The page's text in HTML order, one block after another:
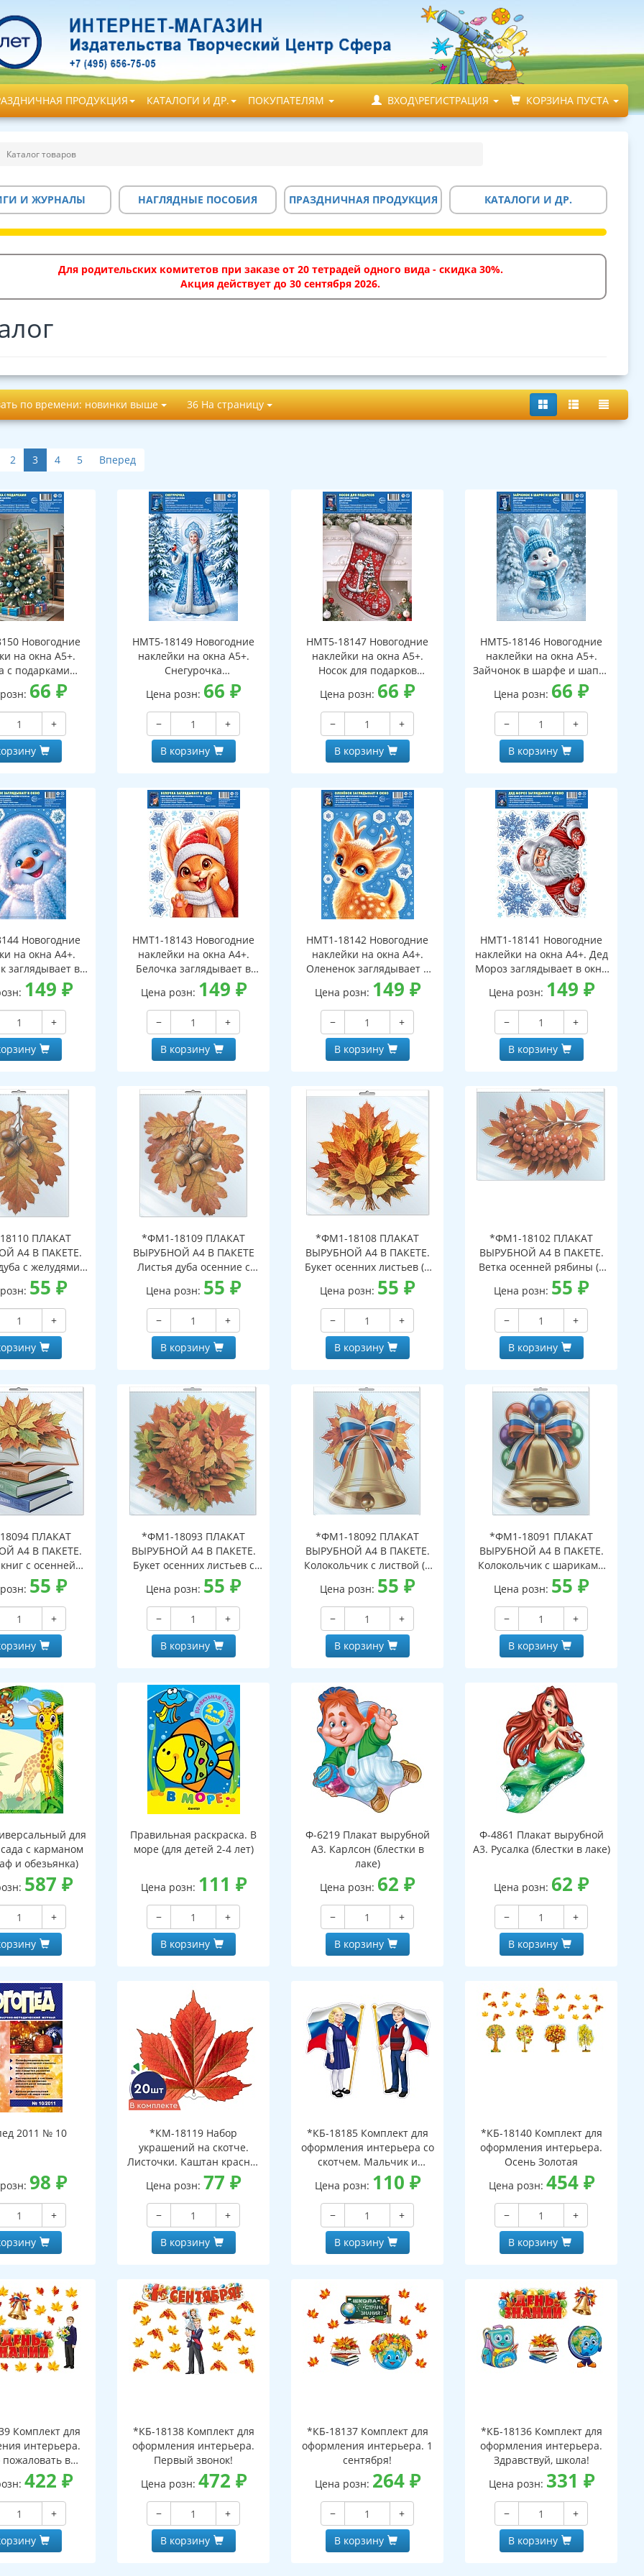
ПРОДУКЦИЯ КАТАЛОГИ И ДР. ПОКУПАТЕЛЯМ ВХОД\РЕГИСТРАЦИЯ КОРЗИНА ПУСТА
Каталог товаров
И ЖУРНАЛЫ НАГЛЯДНЫЕ ПОСОБИЯ ПРАЗДНИЧНАЯ ПРОДУКЦИЯ КАТАЛОГИ И ДР.
Для родительских комитетов при заказе от 20 тетрадей одного вида - скидка 30%.
Акция действует до 30 сентября 2026.
по времени: новинки выше 36 На страницу
2 3 4 5 Вперед
Новогодние
на окна А5+.
с подарками
видны с
сторон,
66₽
+
НМТ5-18149 Новогодние
наклейки на окна А5+.
Снегурочка
(двухсторонние, видны с
обеих сторон,
многоразовые)
Цена розн: 66₽
−
+
В корзину
НМТ5-18147 Новогодние
наклейки на окна А5+.
Носок для подарков
(двухсторонние, видны с
обеих сторон,
многоразовые)
Цена розн: 66₽
−
+
В корзину
НМТ5-18146 Новогодние
наклейки на окна А5+.
Зайчонок в шарфе и шапке
(двухсторонние, видны с
обеих сторон,
многоразовые)
Цена розн: 66₽
−
+
В корзину
Новогодние
на окна А4+.
заглядывает в
обеих сторон,
149 ₽
+
НМТ1-18143 Новогодние
наклейки на окна А4+.
Белочка заглядывает в
окно (двухсторонние,
видны с обеих сторон,
многоразовые)
Цена розн: 149 ₽
−
+
В корзину
НМТ1-18142 Новогодние
наклейки на окна А4+.
Олененок заглядывает в
окно (двухсторонние,
видны с обеих сторон,
многоразовые)
Цена розн: 149 ₽
−
+
В корзину
НМТ1-18141 Новогодние
наклейки на окна А4+. Дед
Мороз заглядывает в окно
(двухсторонние, видны с
обеих сторон,
многоразовые)
Цена розн: 149 ₽
−
+
В корзину
ПЛАКАТ
А4 В ПАКЕТЕ.
с желудями
осенние (в
упаковке,
и клеевым
двухсторонний,
ВД-лак)
55₽
+
*ФМ1-18109 ПЛАКАТ
ВЫРУБНОЙ А4 В ПАКЕТЕ
Листья дуба осенние с
желудями (в
индивидуальной упаковке,
с европодвесом и клеевым
клапаном, двухсторонний,
ВД-лак)
Цена розн: 55₽
−
+
В корзину
*ФМ1-18108 ПЛАКАТ
ВЫРУБНОЙ А4 В ПАКЕТЕ.
Букет осенних листьев (в
индивидуальной упаковке,
с европодвесом и клеевым
клапаном, двухсторонний,
ВД-лак)
Цена розн: 55₽
−
+
В корзину
*ФМ1-18102 ПЛАКАТ
ВЫРУБНОЙ А4 В ПАКЕТЕ.
Ветка осенней рябины (в
индивидуальной упаковке,
с европодвесом и клеевым
клапаном, двухсторонний,
ВД-лак)
Цена розн: 55₽
−
+
В корзину
ПЛАКАТ
А4 В ПАКЕТЕ.
с осенней
листвой (в
упаковке,
и клеевым
двухсторонний,
ВД-лак)
55₽
+
*ФМ1-18093 ПЛАКАТ
ВЫРУБНОЙ А4 В ПАКЕТЕ.
Букет осенних листьев с
рябиной (в
индивидуальной упаковке,
с европодвесом и клеевым
клапаном, двухсторонний,
ВД-лак)
Цена розн: 55₽
−
+
В корзину
*ФМ1-18092 ПЛАКАТ
ВЫРУБНОЙ А4 В ПАКЕТЕ.
Колокольчик с листвой (в
индивидуальной упаковке,
двухсторонний, ВД-лак)
Цена розн: 55₽
−
+
В корзину
*ФМ1-18091 ПЛАКАТ
ВЫРУБНОЙ А4 В ПАКЕТЕ.
Колокольчик с шариками
(в индивидуальной
упаковке, двухсторонний,
ВД-лак)
Цена розн: 55₽
−
+
В корзину
для
сада с карманом
и обезьянка)
587 ₽
+
Правильная раскраска. В
море (для детей 2-4 лет)
Цена розн: 111 ₽
−
+
В корзину
Ф-6219 Плакат вырубной
А3. Карлсон (блестки в
лаке)
Цена розн: 62₽
−
+
В корзину
Ф-4861 Плакат вырубной
А3. Русалка (блестки в лаке)
Цена розн: 62₽
−
+
В корзину
2011 № 10
98₽
+
*КМ-18119 Набор
украшений на скотче.
Листочки. Каштан красно-
оранжевый (10 шт. в
наборе, двухсторонний,
ВД-лак)
Цена розн: 77₽
−
+
В корзину
*КБ-18185 Комплект для
оформления интерьера со
скотчем. Мальчик и
девочка с Российским
флагом (2 плаката А4)
Цена розн: 110 ₽
−
+
В корзину
*КБ-18140 Комплект для
оформления интерьера.
Осень Золотая
Цена розн: 454₽
−
+
В корзину
Комплект для
интерьера.
в
страну!
422 ₽
+
*КБ-18138 Комплект для
оформления интерьера.
Первый звонок!
Цена розн: 472 ₽
−
+
В корзину
*КБ-18137 Комплект для
оформления интерьера. 1
сентября!
Цена розн: 264₽
−
+
В корзину
*КБ-18136 Комплект для
оформления интерьера.
Здравствуй, школа!
Цена розн: 331 ₽
−
+
В корзину